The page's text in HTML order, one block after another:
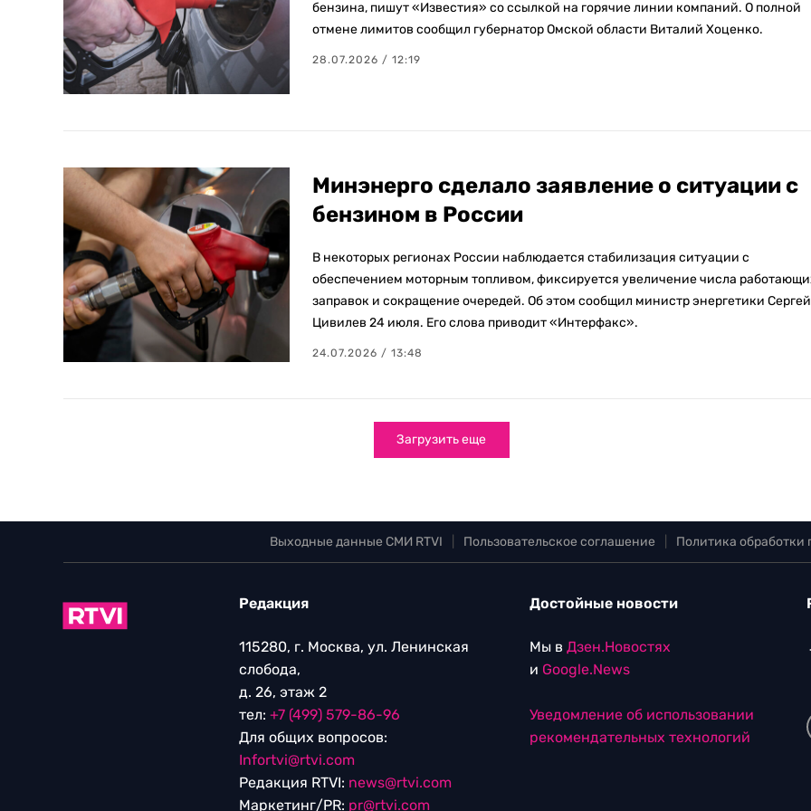
бензина, пишут «Известия» со ссылкой на горячие линии компаний. О полной
отмене лимитов сообщил губернатор Омской области Виталий Хоценко.
28.07.2026 / 12:19
Минэнерго сделало заявление о ситуации с
бензином в России
В некоторых регионах России наблюдается стабилизация ситуации с
обеспечением моторным топливом, фиксируется увеличение числа
заправок и сокращение очередей. Об этом сообщил министр энергетики Сергей
Цивилев 24 июля. Его слова приводит «Интерфакс».
24.07.2026 / 13:48
Загрузить еще
Выходные данные СМИ RTVI Пользовательское соглашение Политика
Редакция
115280, г. Москва, ул. Ленинская
слобода,
д. 26, этаж 2
тел: +7 (499) 579-86-96
Для общих вопросов:
Infortvi@rtvi.com
Редакция RTVI: news@rtvi.com
Маркетинг/PR: pr@rtvi.com
Достойные новости
Мы в Дзен.Новостях
и Google.News
Уведомление об использовании
рекомендательных технологий